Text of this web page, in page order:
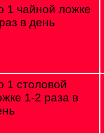
1 чайной ложке
в день
1 столовой
1-2 раза в